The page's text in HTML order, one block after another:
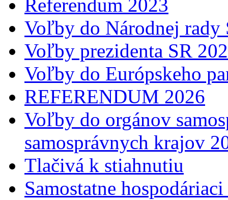
Referendum 2023
Voľby do Národnej
Voľby prezidenta SR
Voľby do Európskeho
REFERENDUM 2026
Voľby do orgánov
samosprávnych krajov
Tlačivá k stiahnutiu
Samostatne